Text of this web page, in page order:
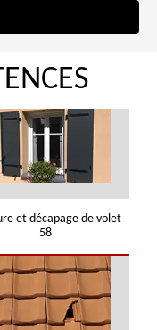
et décapage de volet
58